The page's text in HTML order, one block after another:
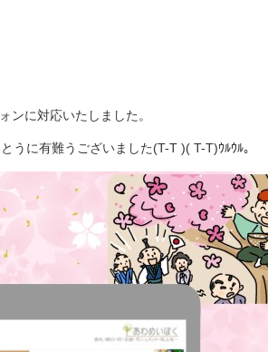
ンに対応いたしました。
うに有難うございました(T-T )( T-T)ｳﾙｳﾙ。